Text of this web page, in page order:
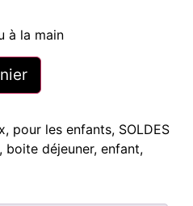
à la main
, pour les enfants, SOLDES
, boite déjeuner, enfant,